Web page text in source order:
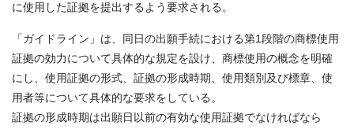
に使用した証拠を提出するよう要求される。
「ガイドライン」は、同日の出願手続における第1段階の商標使用
証拠の効力について具体的な規定を設け、商標使用の概念を明確
にし、使用証拠の形式、証拠の形成時期、使用類別及び標章、使
用者等について具体的な要求をしている。
証拠の形成時期は出願日以前の有効な使用証拠でなければなら